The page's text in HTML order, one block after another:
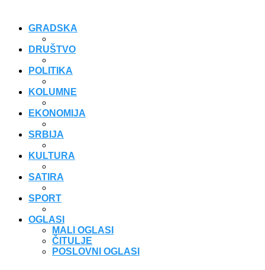
GRADSKA
DRUŠTVO
POLITIKA
KOLUMNE
EKONOMIJA
SRBIJA
KULTURA
SATIRA
SPORT
OGLASI
MALI OGLASI
ČITULJE
POSLOVNI OGLASI